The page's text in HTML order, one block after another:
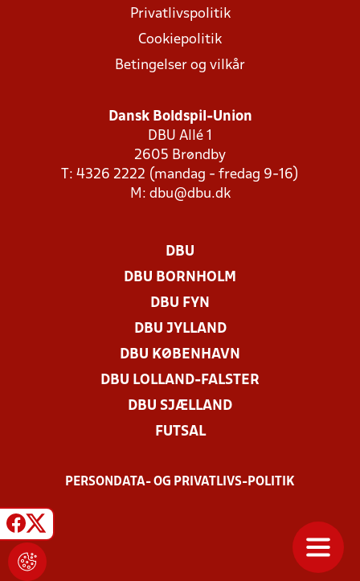
Privatlivspolitik
Cookiepolitik
Betingelser og vilkår
Dansk Boldspil-Union
DBU Allé 1
2605 Brøndby
T: 4326 2222 (mandag - fredag 9-16)
M: dbu@dbu.dk
DBU
DBU BORNHOLM
DBU FYN
DBU JYLLAND
DBU KØBENHAVN
DBU LOLLAND-FALSTER
DBU SJÆLLAND
FUTSAL
PERSONDATA- OG PRIVATLIVS-POLITIK